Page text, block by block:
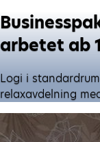
arbetet ab
Logi i
relaxavdelning